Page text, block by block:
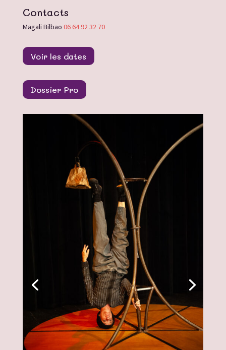
Contacts
Magali Bilbao 06 64 92 32 70
Voir les dates
Dossier Pro